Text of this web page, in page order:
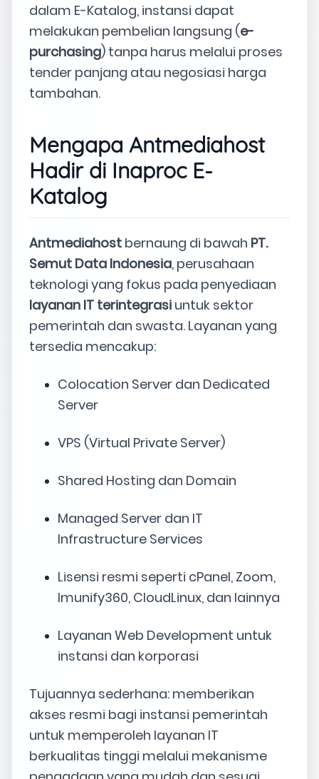
dalam E-Katalog, instansi dapat
melakukan pembelian langsung (e-
purchasing) tanpa harus melalui proses
tender panjang atau negosiasi harga
tambahan.
Mengapa Antmediahost
Hadir di Inaproc E-
Katalog
Antmediahost bernaung di bawah PT.
Semut Data Indonesia, perusahaan
teknologi yang fokus pada penyediaan
layanan IT terintegrasi untuk sektor
pemerintah dan swasta. Layanan yang
tersedia mencakup:
Colocation Server dan Dedicated
Server
VPS (Virtual Private Server)
Shared Hosting dan Domain
Managed Server dan IT
Infrastructure Services
Lisensi resmi seperti cPanel, Zoom,
Imunify360, CloudLinux, dan lainnya
Layanan Web Development untuk
instansi dan korporasi
Tujuannya sederhana: memberikan
akses resmi bagi instansi pemerintah
untuk memperoleh layanan IT
berkualitas tinggi melalui mekanisme